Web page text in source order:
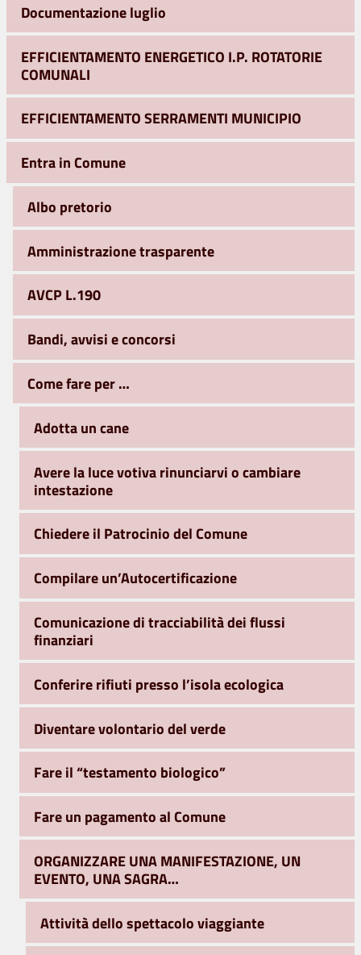
Documentazione luglio
EFFICIENTAMENTO ENERGETICO I.P. ROTATORIE
COMUNALI
EFFICIENTAMENTO SERRAMENTI MUNICIPIO
Entra in Comune
Albo pretorio
Amministrazione trasparente
AVCP L.190
Bandi, avvisi e concorsi
Come fare per …
Adotta un cane
Avere la luce votiva rinunciarvi o cambiare
intestazione
Chiedere il Patrocinio del Comune
Compilare un’Autocertificazione
Comunicazione di tracciabilità dei flussi
finanziari
Conferire rifiuti presso l’isola ecologica
Diventare volontario del verde
Fare il “testamento biologico”
Fare un pagamento al Comune
ORGANIZZARE UNA MANIFESTAZIONE, UN
EVENTO, UNA SAGRA…
Attività dello spettacolo viaggiante